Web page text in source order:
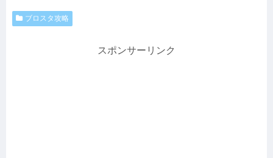
ブロスタ攻略
スポンサーリンク